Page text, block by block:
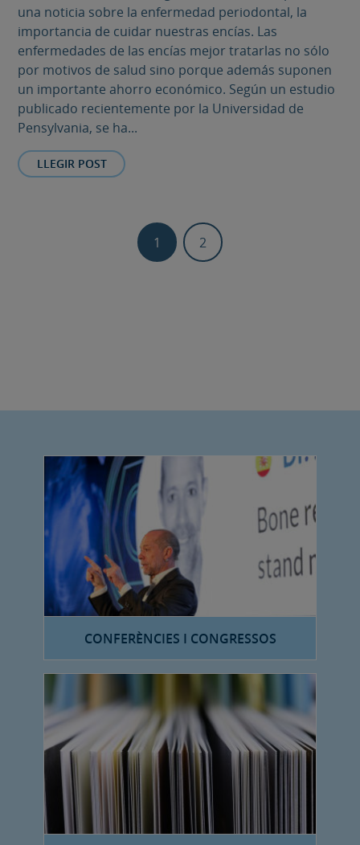
una noticia sobre la enfermedad periodontal, la
importancia de cuidar nuestras encías. Las
enfermedades de las encías mejor tratarlas no sólo
por motivos de salud sino porque además suponen
un importante ahorro económico. Según un estudio
publicado recientemente por la Universidad de
Pensylvania, se ha...
LLEGIR POST
1 2
CONFERÈNCIES I CONGRESSOS